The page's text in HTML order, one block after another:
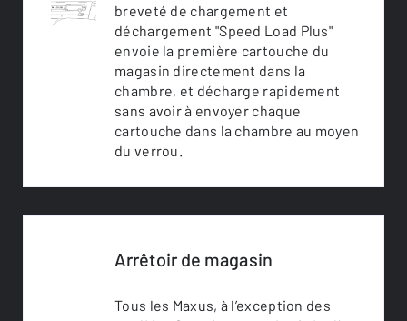
breveté de chargement et
déchargement "Speed Load Plus"
envoie la première cartouche du
magasin directement dans la
chambre, et décharge rapidement
sans avoir à envoyer chaque
cartouche dans la chambre au moyen
du verrou.
Arrêtoir de magasin
Tous les Maxus, à l’exception des